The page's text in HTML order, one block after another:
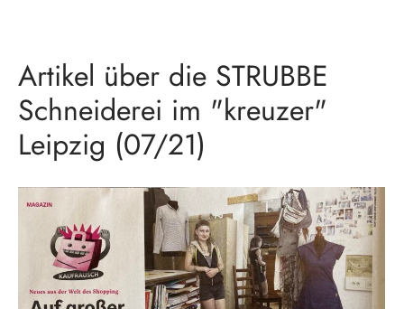
Artikel über die STRUBBE
Schneiderei im "kreuzer"
Leipzig (07/21)